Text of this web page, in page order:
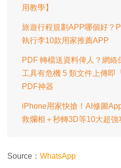
用教學】
旅遊行程規劃APP哪個好？
執行李10款用家推薦APP
PDF 轉檔送資料俾人？網絡
工具有危機 5 類文件上傳即
PDF神器
iPhone用家快搶！AI修圖
救爛相＋秒轉3D等10大超強
Source： WhatsApp